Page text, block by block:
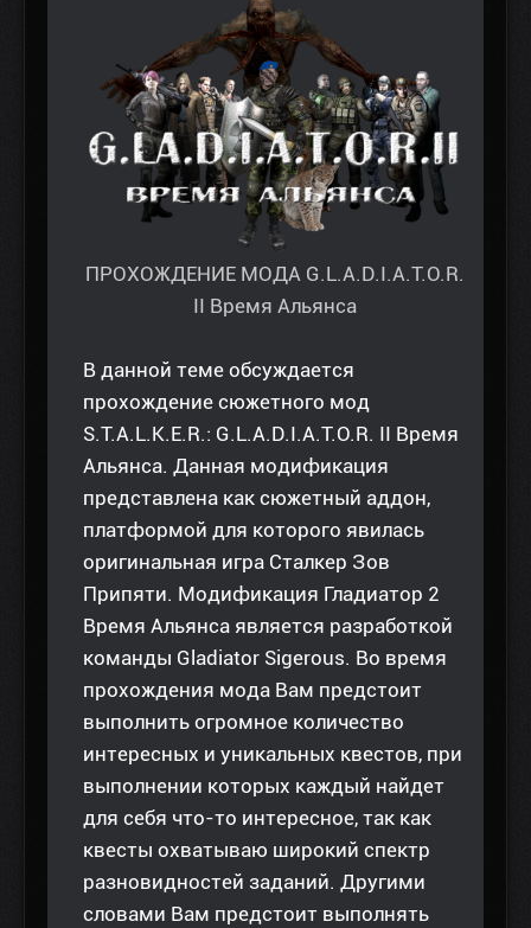
ПРОХОЖДЕНИЕ МОДА G.L.A.D.I.A.T.O.R.
II Время Альянса
В данной теме обсуждается
прохождение сюжетного мод
S.T.A.L.K.E.R.: G.L.A.D.I.A.T.O.R. II Время
Альянса. Данная модификация
представлена как сюжетный аддон,
платформой для которого явилась
оригинальная игра Сталкер Зов
Припяти. Модификация Гладиатор 2
Время Альянса является разработкой
команды Gladiator Sigerous. Во время
прохождения мода Вам предстоит
выполнить огромное количество
интересных и уникальных квестов, при
выполнении которых каждый найдет
для себя что-то интересное, так как
квесты охватываю широкий спектр
разновидностей заданий. Другими
словами Вам предстоит выполнять